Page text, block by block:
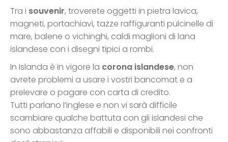
Tra i souvenir, troverete oggetti in pietra lavica,
magneti, portachiavi, tazze raffiguranti pulcinelle di
mare, balene o vichinghi, caldi maglioni di lana
islandese con i disegni tipici a rombi.
In Islanda è in vigore la corona islandese, non
avrete problemi a usare i vostri bancomat e a
prelevare o pagare con carta di credito.
Tutti parlano l’inglese e non vi sarà difficile
scambiare qualche battuta con gli islandesi che
sono abbastanza affabili e disponibili nei confronti